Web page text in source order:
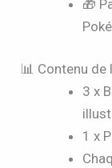
🎁
📊 Contenu de
3 x
1 x